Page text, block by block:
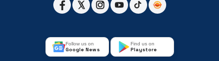
Follow us on
Google News
Find us on
Playstore